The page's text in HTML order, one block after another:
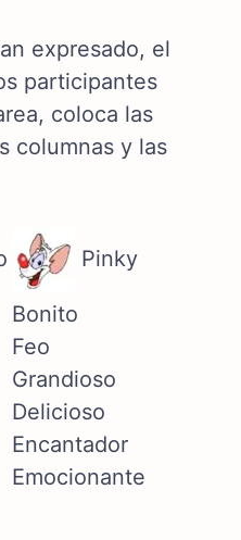
expresado, el
participantes
coloca las
columnas y las
Pinky
Bonito
Feo
Grandioso
Delicioso
Encantador
Emocionante